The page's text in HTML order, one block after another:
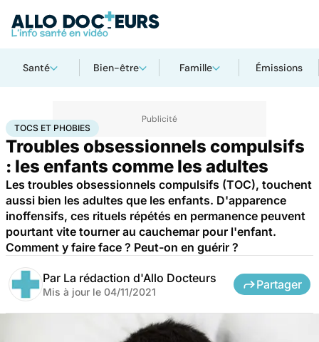
Santé Bien-être Famille Émissions
Accueil Bien-êtrePsycho Tocs et phobies
TOCS ET PHOBIES
Troubles obsessionnels compulsifs
: les enfants comme les adultes
Les troubles obsessionnels compulsifs (TOC), touchent
aussi bien les adultes que les enfants. D'apparence
inoffensifs, ces rituels répétés en permanence peuvent
pourtant vite tourner au cauchemar pour l'enfant.
Comment y faire face ? Peut-on en guérir ?
Par La rédaction d'Allo Docteurs
Mis à jour le 04/11/2021
Partager